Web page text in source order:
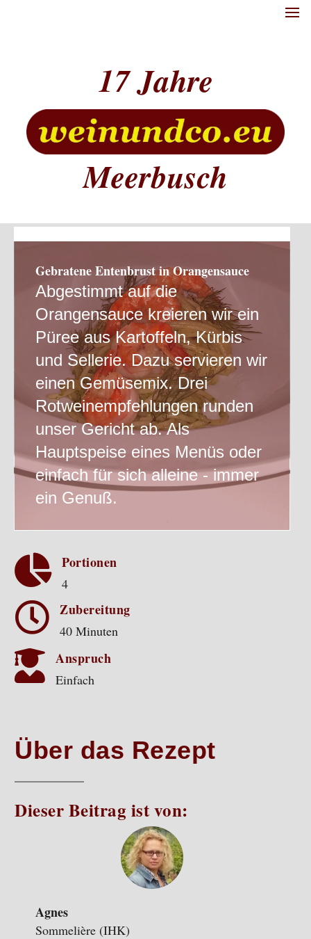
17
Meerbusch
Gebratene Entenbrust in Orangensauce
Abgestimmt auf die
Orangensauce kreieren wir ein
Püree aus Kartoffeln, Kürbis
und Sellerie. Dazu servieren wir
einen Gemüsemix. Drei
Rotweinempfehlungen runden
unser Gericht ab. Als
Hauptspeise eines Menüs oder
einfach für sich alleine - immer
ein Genuß.
 Portionen
4
 Zubereitung
40 Minuten
 Anspruch
Einfach
Über das Rezept
Dieser Beitrag ist von:
Agnes
Sommelière (IHK)